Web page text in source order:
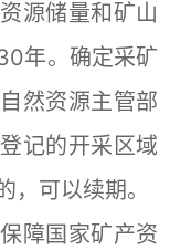
源储量和矿山
年。确定采矿
然资源主管部
记的开采区域
，可以续期。
障国家矿产资